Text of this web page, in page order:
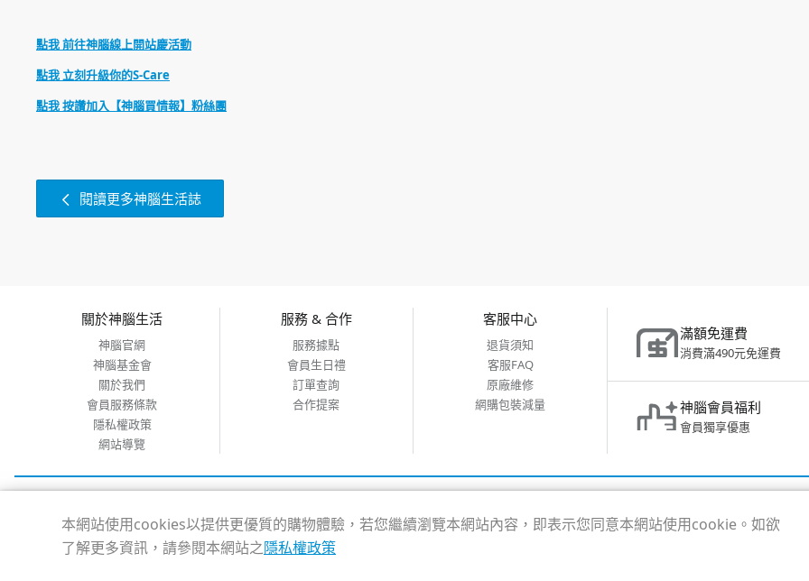
點我 前往神腦線上開站慶活動
點我立刻升級你的S-Care
點我按讚加入【神腦買情報】粉絲團
閱讀更多神腦生活誌
關於神腦生活
神腦官網
神腦基金會
關於我們
會員服務條款
隱私權政策
網站導覽
服務 & 合作
服務據點
會員生日禮
訂單查詢
合作提案
客服中心
退貨須知
客服FAQ
原廠維修
網購包裝減量
滿額免運費
消費滿490元免運費
神腦會員福利
會員獨享優惠
客服專線：02-8978-6068 週一~週五 09:00~18:00
Copyright@2016 SENAO INTERNATIONAL CO.,LTD
本網站使用cookies以提供更優質的購物體驗，若您繼續瀏覽本網站內容，即表示您同意本網站使用cookie。如欲
了解更多資訊，請參閱本網站之隱私權政策